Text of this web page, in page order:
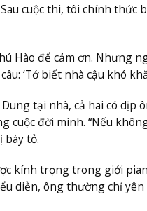
cuộc thi, tôi chính
Hào để cảm ơn. Nhưng
‘Tớ biết nhà cậu khó
tại nhà, cả hai có dịp
đời mình. “Nếu
bày tỏ.
kính trọng trong giới
diễn, ông thường chỉ